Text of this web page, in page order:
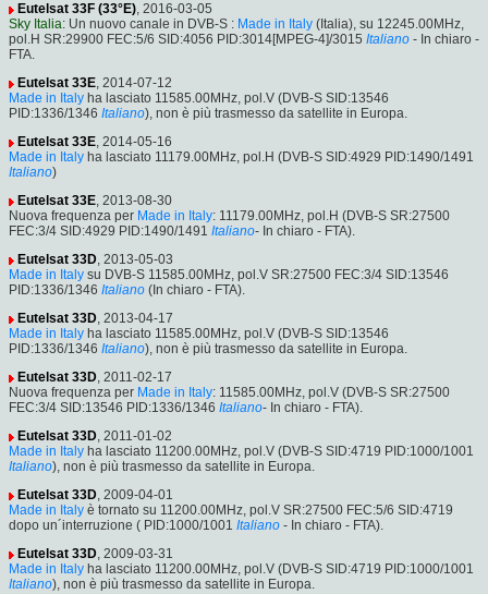
Eutelsat 33F (33°E), 2016-03-05
Sky Italia: Un nuovo canale in DVB-S : Made in Italy (Italia), su 12245.00MHz,
pol.H SR:29900 FEC:5/6 SID:4056 PID:3014[MPEG-4]/3015 Italiano - In chiaro -
FTA.
Eutelsat 33E, 2014-07-12
Made in Italy ha lasciato 11585.00MHz, pol.V (DVB-S SID:13546
PID:1336/1346 Italiano), non è più trasmesso da satellite in Europa.
Eutelsat 33E, 2014-05-16
Made in Italy ha lasciato 11179.00MHz, pol.H (DVB-S SID:4929 PID:1490/1491
Italiano)
Eutelsat 33E, 2013-08-30
Nuova frequenza per Made in Italy: 11179.00MHz, pol.H (DVB-S SR:27500
FEC:3/4 SID:4929 PID:1490/1491 Italiano- In chiaro - FTA).
Eutelsat 33D, 2013-05-03
Made in Italy su DVB-S 11585.00MHz, pol.V SR:27500 FEC:3/4 SID:13546
PID:1336/1346 Italiano (In chiaro - FTA).
Eutelsat 33D, 2013-04-17
Made in Italy ha lasciato 11585.00MHz, pol.V (DVB-S SID:13546
PID:1336/1346 Italiano), non è più trasmesso da satellite in Europa.
Eutelsat 33D, 2011-02-17
Nuova frequenza per Made in Italy: 11585.00MHz, pol.V (DVB-S SR:27500
FEC:3/4 SID:13546 PID:1336/1346 Italiano- In chiaro - FTA).
Eutelsat 33D, 2011-01-02
Made in Italy ha lasciato 11200.00MHz, pol.V (DVB-S SID:4719 PID:1000/1001
Italiano), non è più trasmesso da satellite in Europa.
Eutelsat 33D, 2009-04-01
Made in Italy è tornato su 11200.00MHz, pol.V SR:27500 FEC:5/6 SID:4719
dopo un´interruzione ( PID:1000/1001 Italiano - In chiaro - FTA).
Eutelsat 33D, 2009-03-31
Made in Italy ha lasciato 11200.00MHz, pol.V (DVB-S SID:4719 PID:1000/1001
Italiano), non è più trasmesso da satellite in Europa.